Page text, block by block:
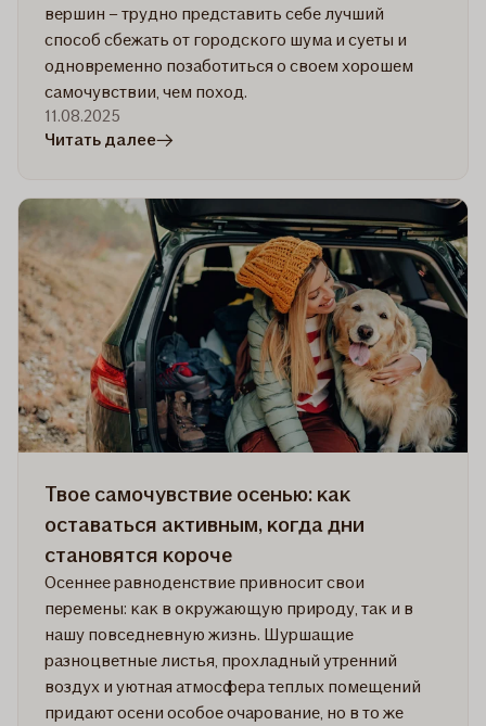
вершин – трудно представить себе лучший
способ сбежать от городского шума и суеты и
одновременно позаботиться о своем хорошем
самочувствии, чем поход.
11.08.2025
Читать далеев
на
природу:
как
подготовиться
и
что
взять
с
собой
в
Твое самочувствие осенью: как
оставаться активным, когда дни
становятся короче
Осеннее равноденствие привносит свои
перемены: как в окружающую природу, так и в
нашу повседневную жизнь. Шуршащие
разноцветные листья, прохладный утренний
воздух и уютная атмосфера теплых помещений
придают осени особое очарование, но в то же